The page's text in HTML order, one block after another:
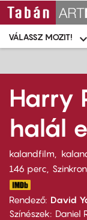
Moziválasztó
menü
VÁLASSZ MOZIT!
Harry
halál
kalandfilm
146 perc,
Rendező David
Színészek
Daniel